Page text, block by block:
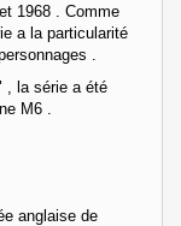
et 1968
. Comme
a la particularité
.
, la série a été
M6 .
anglaise de